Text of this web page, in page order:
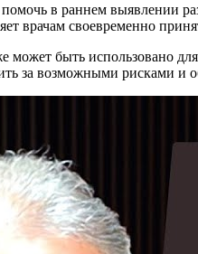
в раннем выявлении
врачам своевременно
может быть использовано
за возможными рисками